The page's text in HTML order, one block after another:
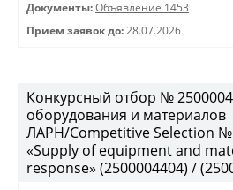
Документы: Объявление 1453
Прием заявок до: 28.07.2026
Конкурсный отбор №
оборудования и материалов
ЛАРН/Competitive Selection №
«Supply of equipment and
response» (2500004404) /